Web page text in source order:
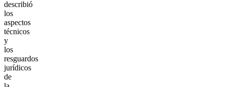
describió
los
aspectos
técnicos
y
los
resguardos
jurídicos
de